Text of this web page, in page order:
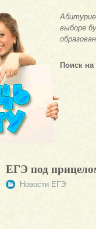
выборе
Поиск на
ЕГЭ под
Новости ЕГЭ